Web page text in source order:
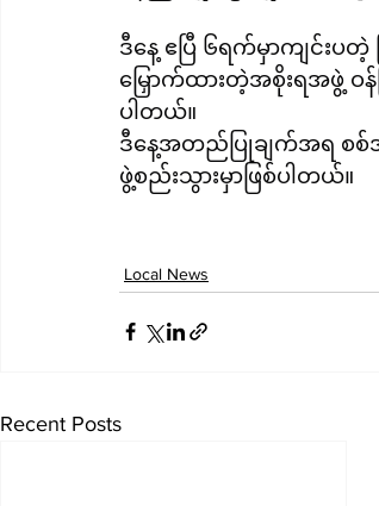
ဒီနေ့ ဧပြီ ၆ရက်မှာကျင်း
မြှောက်ထားတဲ့အစိုးရအဖွဲ့
ပါတယ်။
ဒီနေ့အတည်ပြုချက်အရ စစ်အု
ဖွဲ့စည်းသွားမှာဖြစ်ပါတယ်။
Local News
Recent Posts